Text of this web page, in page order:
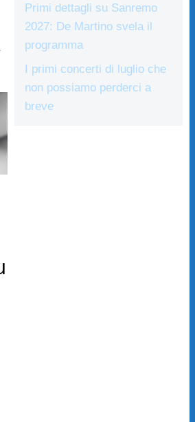
Primi dettagli su Sanremo
2027: De Martino svela il
programma
I primi concerti di luglio che
non possiamo perderci a
breve